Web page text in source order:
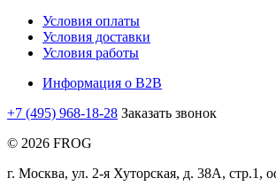
Условия оплаты
Условия доставки
Условия работы
Информация о B2B
+7 (495) 968-18-28 Заказать звонок
© 2026 FROG
г. Москва, ул. 2-я Хуторская, д. 38А, стр.1,